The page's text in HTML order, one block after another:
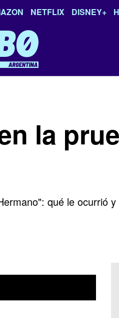
NETFLIX DISNEY+
la
qué le ocurrió